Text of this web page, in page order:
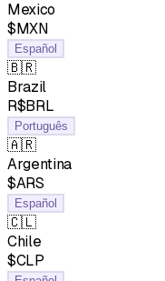
Mexico
$MXN
Español
🇧🇷
Brazil
R$BRL
Português
🇦🇷
Argentina
$ARS
Español
🇨🇱
Chile
$CLP